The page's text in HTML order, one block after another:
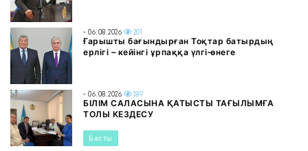
- 06.08.2026 201
Ғарышты бағындырған Тоқтар батырдың
ерлігі – кейінгі ұрпаққа үлгі-өнеге
- 06.08.2026 189
БІЛІМ САЛАСЫНА ҚАТЫСТЫ ТАҒЫЛЫМҒА
ТОЛЫ КЕЗДЕСУ
Басты